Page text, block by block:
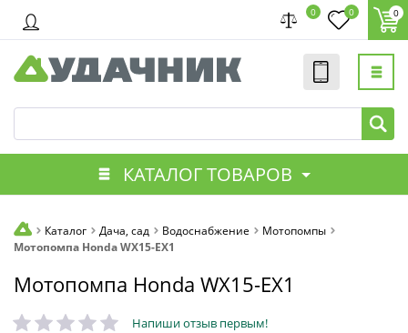
0 0 0
КАТАЛОГ ТОВАРОВ
Каталог Дача, сад Водоснабжение
Мотопомпы
Мотопомпа Honda WX15-EX1
Мотопомпа Honda WX15-EX1
Напиши отзыв первым!